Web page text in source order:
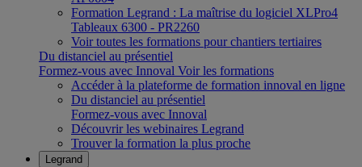
Formation Legrand : La maîtrise du logiciel XLPro4
Tableaux 6300 - PR2260
Voir toutes les formations pour chantiers tertiaires
Du distanciel au présentiel
Formez-vous avec Innoval Voir les formations
Accéder à la plateforme de formation innoval en ligne
Du distanciel au présentiel
Formez-vous avec Innoval
Découvrir les webinaires Legrand
Trouver la formation la plus proche
Legrand